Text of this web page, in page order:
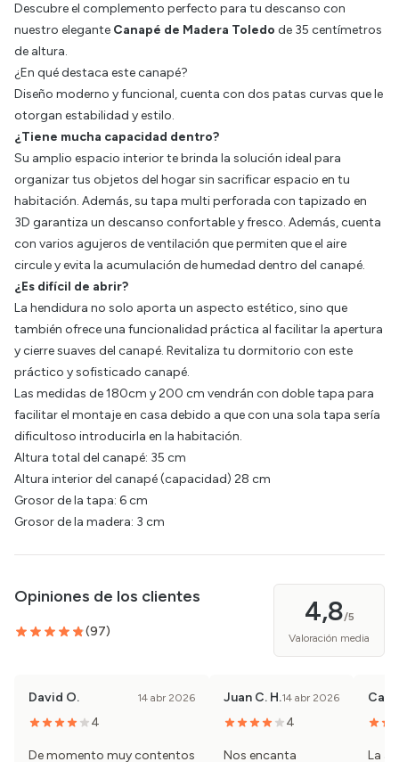
Descubre el complemento perfecto para tu descanso con
nuestro elegante Canapé de Madera Toledo de 35 centímetros
de altura.
¿En qué destaca este canapé?
Diseño moderno y funcional, cuenta con dos patas curvas que le
otorgan estabilidad y estilo.
¿Tiene mucha capacidad dentro?
Su amplio espacio interior te brinda la solución ideal para
organizar tus objetos del hogar sin sacrificar espacio en tu
habitación. Además, su tapa multi perforada con tapizado en
3D garantiza un descanso confortable y fresco. Además, cuenta
con varios agujeros de ventilación que permiten que el aire
circule y evita la acumulación de humedad dentro del canapé.
¿Es difícil de abrir?
La hendidura no solo aporta un aspecto estético, sino que
también ofrece una funcionalidad práctica al facilitar la apertura
y cierre suaves del canapé. Revitaliza tu dormitorio con este
práctico y sofisticado canapé.
Las medidas de 180cm y 200 cm vendrán con doble tapa para
facilitar el montaje en casa debido a que con una sola tapa sería
dificultoso introducirla en la habitación.
Altura total del canapé: 35 cm
Altura interior del canapé (capacidad) 28 cm
Grosor de la tapa: 6 cm
Grosor de la madera: 3 cm
Opiniones de los clientes
(97)
4,8/5
Valoración media
David O. 14 abr 2026
4
De momento muy contentos
Juan C. H.14 abr 2026
4
Nos encanta La